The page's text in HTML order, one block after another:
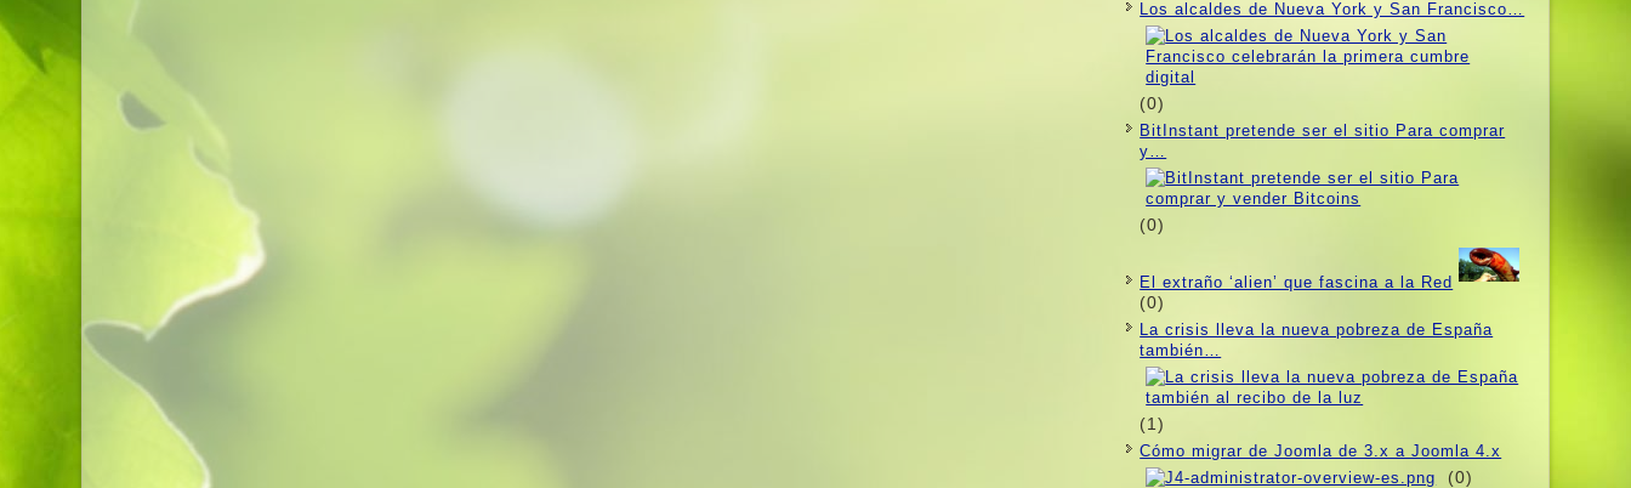
Los alcaldes de Nueva York y San Francisco…
(0)
BitInstant pretende ser el sitio Para comprar
y…
(0)
El extraño ‘alien’ que fascina a la Red
(0)
La crisis lleva la nueva pobreza de España
también…
(1)
Cómo migrar de Joomla de 3.x a Joomla 4.x
(0)